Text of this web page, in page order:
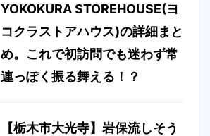
YOKOKURA STOREHOUSE(ヨ
コクラストアハウス)の詳細まと
め。これで初訪問でも迷わず常
連っぽく振る舞える！？
【栃木市大光寺】岩保流しそう